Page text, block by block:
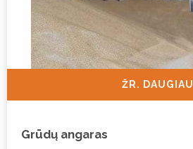
ŽR. DAUGIAU
Grūdų angaras